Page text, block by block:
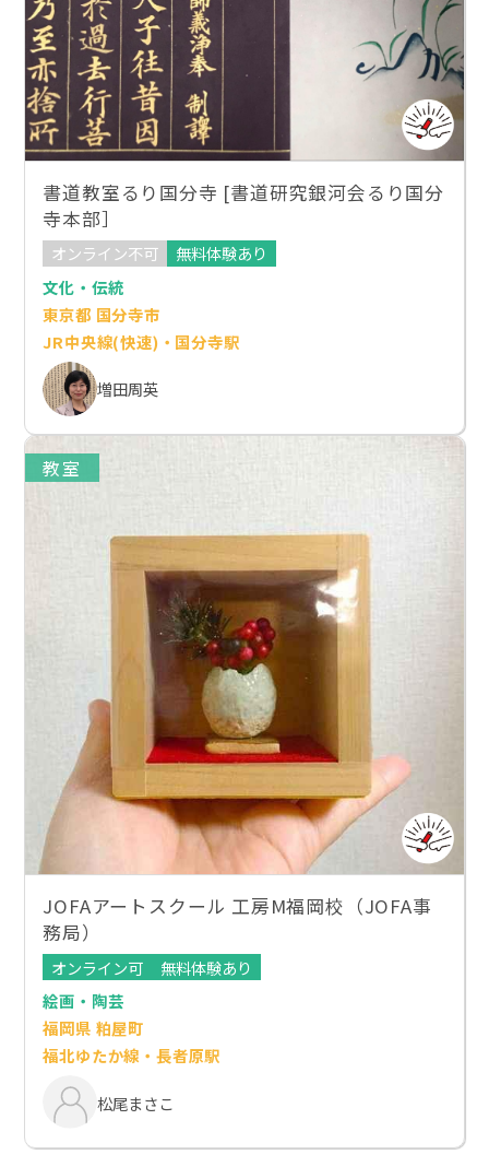
書道教室るり国分寺 [書道研究銀河会るり国分
寺本部］
オンライン不可
無料体験あり
文化・伝統
東京都 国分寺市
JR中央線(快速)・国分寺駅
増田周英
教室
JOFAアートスクール 工房M福岡校（JOFA事
務局）
オンライン可
無料体験あり
絵画・陶芸
福岡県 粕屋町
福北ゆたか線・長者原駅
松尾まさこ